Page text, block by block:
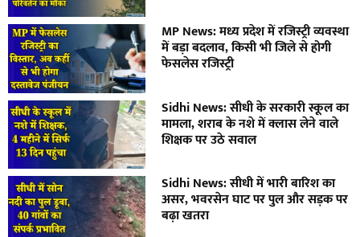
MP News: मध्य प्रदेश में रजिस्ट्री व्यवस्था
में बड़ा बदलाव, किसी भी जिले से होगी
फेसलेस रजिस्ट्री
Sidhi News: सीधी के सरकारी स्कूल का
मामला, शराब के नशे में क्लास लेने वाले
शिक्षक पर उठे सवाल
Sidhi News: सीधी में भारी बारिश का
असर, भवरसेन घाट पर पुल और सड़क पर
बढ़ा खतरा